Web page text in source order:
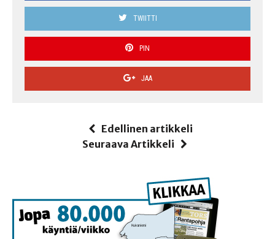
TWIITTI
PIN
JAA
Edellinen artikkeli
Seuraava Artikkeli